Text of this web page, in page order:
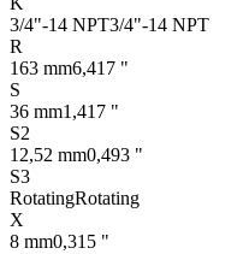
3/4"-14 NPT3/4"-14 NPT
R
163 mm6,417 "
S
36 mm1,417 "
S2
12,52 mm0,493 "
S3
RotatingRotating
X
8 mm0,315 "